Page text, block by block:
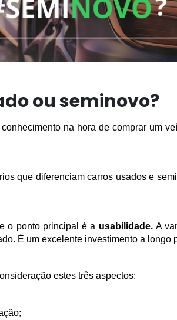
ou seminovo?
na hora de comprar um
que diferenciam carros usados e
o ponto principal é a usabilidade. A
É um excelente investimento a longo
estes três aspectos: